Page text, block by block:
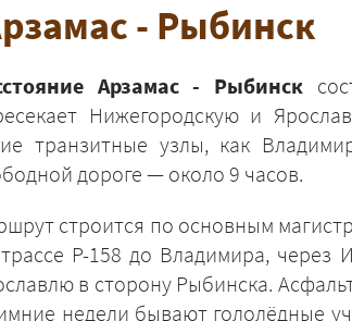
- Рыбинск
Арзамас - Рыбинск
Нижегородскую и
транзитные узлы, как
дороге — около 9 часов.
строится по основным
Р-158 до Владимира, через
в сторону Рыбинска.
недели бывают гололёдные